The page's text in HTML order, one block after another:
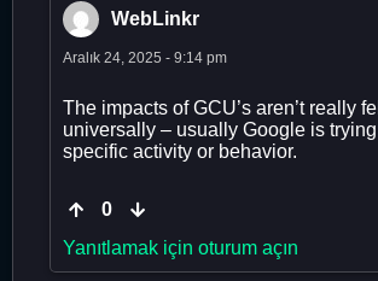
WebLinkr
Aralık 24, 2025 - 9:14 pm
The impacts of GCU’s aren’t really
universally – usually Google is
specific activity or behavior.
0
Yanıtlamak için oturum açın